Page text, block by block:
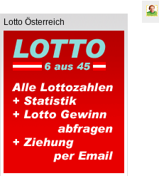
Lotto Österreich